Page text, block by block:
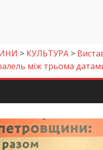
> КУЛЬТУРА >
між трьома